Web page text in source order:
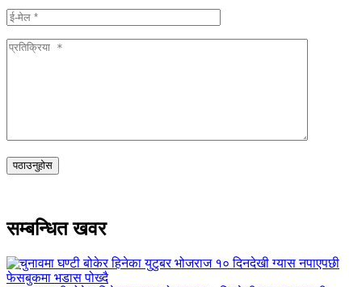
सम्बन्धित खवर